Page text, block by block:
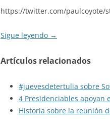
https://twitter.com/paulcoyote/
Sigue leyendo →
Artículos relacionados
#juevesdetertulia sobre
4 Presidenciables apoyan
Historia sobre la reunión